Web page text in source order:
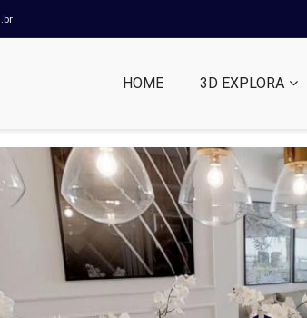
HOME 3D EXPLORA